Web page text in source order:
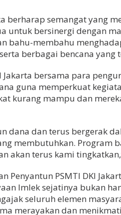
berharap semangat yang
untuk bersinergi dengan
bahu-membahu
berbagai bencana yang
Jakarta bersama para
guna memperkuat
kurang mampu dan
dana dan terus bergerak
membutuhkan. Program
akan terus kami
Penyantun PSMTI DKI
Imlek sejatinya bukan
seluruh elemen
merayakan dan